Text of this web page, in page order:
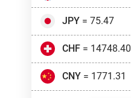
JPY= 75.47
CHF= 14748.40
CNY= 1771.31